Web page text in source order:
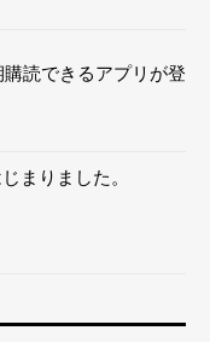
読できるアプリが登
まりました。